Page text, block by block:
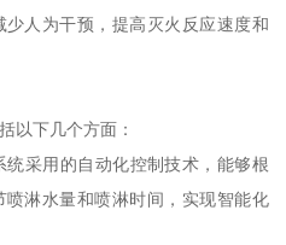
人为干预，提高灭火反应速度和
以下几个方面：
采用的自动化控制技术，能够根
淋水量和喷淋时间，实现智能化